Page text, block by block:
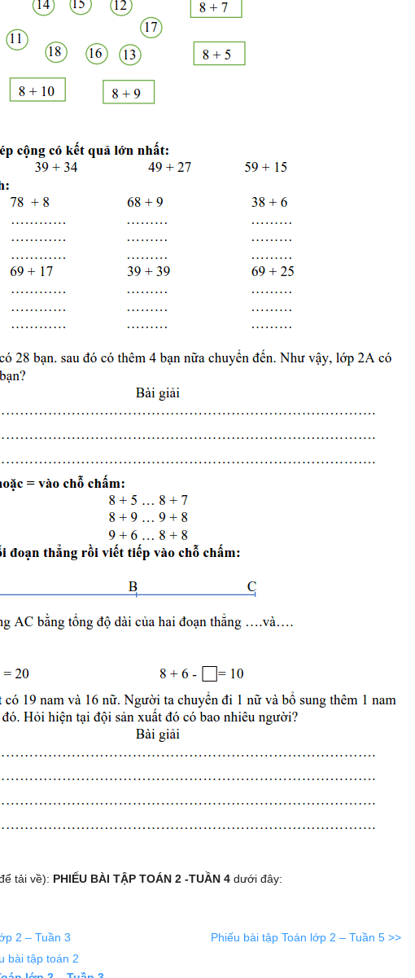
tải về): PHIẾU BÀI TẬP TOÁN 2 -TUẦN 4 dưới đây:
2 – Tuần 3
Phiếu bài tập Toán lớp 2 – Tuần 5 >>
bài tập toán 2